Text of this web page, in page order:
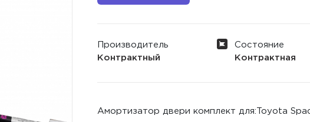
Производитель
Контрактный
Состояние
Контрактная
Амортизатор двери комплект для:Toyota